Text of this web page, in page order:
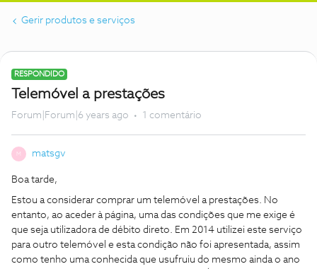
Gerir produtos e serviços
RESPONDIDO
Telemóvel a prestações
Forum|Forum|6 years ago 1 comentário
M matsgv
Boa tarde,
Estou a considerar comprar um telemóvel a prestações. No
entanto, ao aceder à página, uma das condições que me exige é
que seja utilizadora de débito direto. Em 2014 utilizei este serviço
para outro telemóvel e esta condição não foi apresentada, assim
como tenho uma conhecida que usufruiu do mesmo ainda o ano